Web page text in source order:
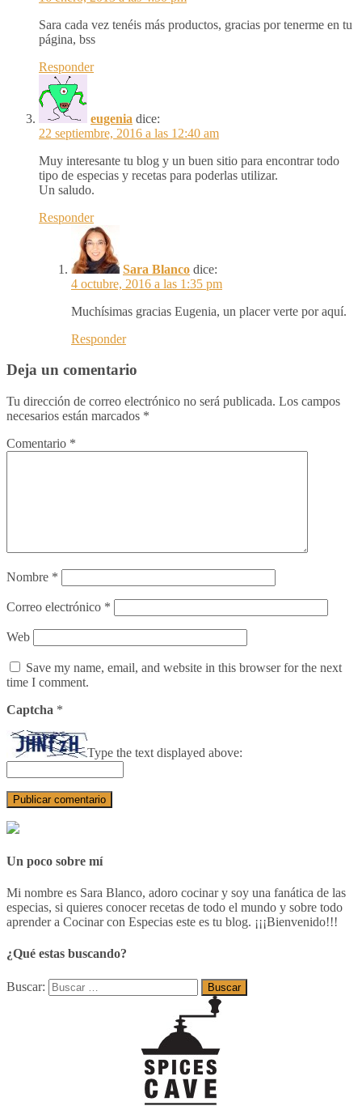
Sara cada vez tenéis más productos, gracias por tenerme en tu
página, bss
Responder
eugenia dice:
22 septiembre, 2016 a las 12:40 am
Muy interesante tu blog y un buen sitio para encontrar todo
tipo de especias y recetas para poderlas utilizar.
Un saludo.
Responder
Sara Blanco dice:
4 octubre, 2016 a las 1:35 pm
Muchísimas gracias Eugenia, un placer verte por aquí.
Responder
Deja un comentario
Tu dirección de correo electrónico no será publicada. Los campos
necesarios están marcados *
Comentario *
Nombre *
Correo electrónico *
Web
Save my name, email, and website in this browser for the next
time I comment.
Captcha *
Type the text displayed above:
Un poco sobre mí
Mi nombre es Sara Blanco, adoro cocinar y soy una fanática de las
especias, si quieres conocer recetas de todo el mundo y sobre todo
aprender a Cocinar con Especias este es tu blog. ¡¡¡Bienvenido!!!
¿Qué estas buscando?
Buscar: